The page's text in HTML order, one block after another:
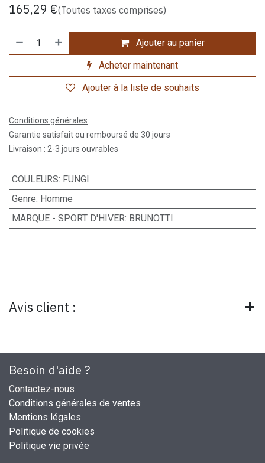
165,29 €(Toutes taxes comprises)
Ajouter au panier
Acheter maintenant
Ajouter à la liste de souhaits
Conditions générales
Garantie satisfait ou remboursé de 30 jours
Livraison : 2-3 jours ouvrables
COULEURS: FUNGI
Genre: Homme
MARQUE - SPORT D'HIVER: BRUNOTTI
Avis client :
Besoin d'aide ?
Contactez-nous
Conditions générales de ventes
Mentions légales
Politique de cookies
Politique vie privée